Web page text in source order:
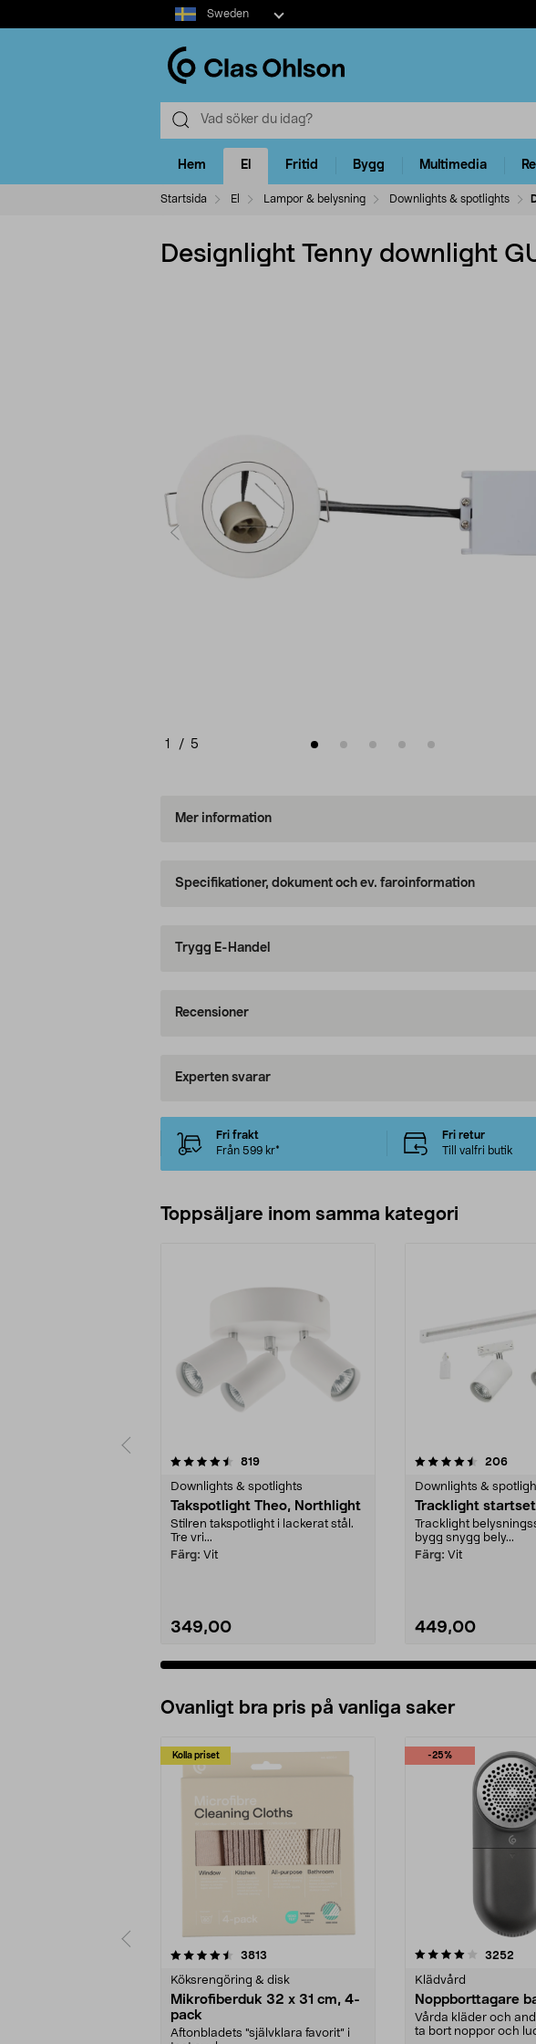
Select
market
Sweden
Hem El Fritid Bygg Multimedia
Startsida El Lampor & belysning Downlights & spotlights
Designlight Tenny downlight
1 / 5
Mer information
Specifikationer, dokument och ev. faroinformation
Trygg E-Handel
Recensioner
Experten svarar
Fri frakt
Från 599 kr*
Fri retur
Till valfri butik
Toppsäljare inom samma kategori
819recensioner
Downlights & spotlights
Takspotlight Theo, Northlight
Stilren takspotlight i lackerat stål.
Tre vri...
Färg: Vit
349,00
4.5 av 5 stjärnor 206
Downlights &
Tracklight
Tracklight
bygg snygg bely...
Färg: Vit
449,00
4.5 av 5
Ovanligt bra pris på vanliga saker
Kolla priset
3813
Köksrengöring & disk
Mikrofiberduk 32 x 31 cm, 4-
pack
Aftonbladets "självklara favorit” i
-25%
4.0av 5 stjärnor 3252
Klädvård
Noppborttagare
Vårda kläder och
ta bort noppor och
4.5av 5